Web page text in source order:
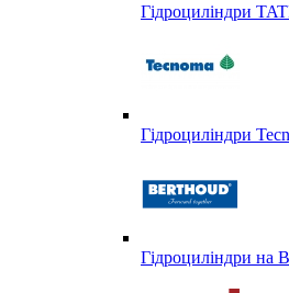
Гідроциліндри
Гідроциліндри
Гідроциліндри на